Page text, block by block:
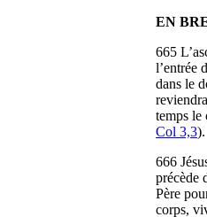
EN
665
l’entrée
dans le
temps le
Col 3,3).
666
précède
Père
corps,